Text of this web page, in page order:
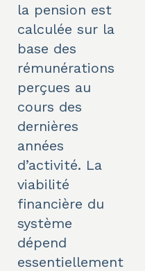
la pension est
calculée sur la
base des
rémunérations
perçues au
cours des
dernières
années
d’activité. La
viabilité
financière du
système
dépend
essentiellement